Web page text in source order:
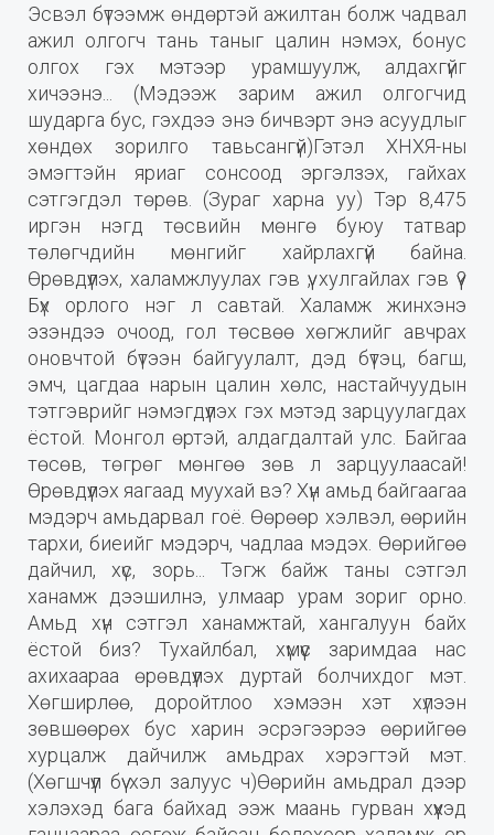
Эсвэл бүтээмж өндөртэй ажилтан болж чадвал
ажил олгогч тань таныг цалин нэмэх, бонус
олгох гэх мэтээр урамшуулж, алдахгүйг
хичээнэ... (Мэдээж зарим ажил олгогчид
шударга бус, гэхдээ энэ бичвэрт энэ асуудлыг
хөндөх зорилго тавьсангүй)Гэтэл ХНХЯ-ны
эмэгтэйн яриаг сонсоод эргэлзэх, гайхах
сэтгэгдэл төрөв. (Зураг харна уу) Тэр 8,475
иргэн нэгд төсвийн мөнгө буюу татвар
төлөгчдийн мөнгийг хайрлахгүй байна.
Өрөвдүүлэх, халамжлуулах гэв үү, хулгайлах гэв үү?
Бүх орлого нэг л савтай. Халамж жинхэнэ
эзэндээ очоод, гол төсвөө хөгжлийг авчрах
оновчтой бүтээн байгуулалт, дэд бүтэц, багш,
эмч, цагдаа нарын цалин хөлс, настайчуудын
тэтгэврийг нэмэгдүүлэх гэх мэтэд зарцуулагдах
ёстой. Монгол өртэй, алдагдалтай улс. Байгаа
төсөв, төгрөг мөнгөө зөв л зарцуулаасай!
Өрөвдүүлэх яагаад муухай вэ? Хүн амьд байгаагаа
мэдэрч амьдарвал гоё. Өөрөөр хэлвэл, өөрийн
тархи, биеийг мэдэрч, чадлаа мэдэх. Өөрийгөө
дайчил, хүс, зорь... Тэгж байж таны сэтгэл
ханамж дээшилнэ, улмаар урам зориг орно.
Амьд хүн сэтгэл ханамжтай, хангалуун байх
ёстой биз? Тухайлбал, хүмүүс заримдаа нас
ахихаараа өрөвдүүлэх дуртай болчихдог мэт.
Хөгширлөө, доройтлоо хэмээн хэт хүлээн
зөвшөөрөх бус харин эсрэгээрээ өөрийгөө
хурцалж дайчилж амьдрах хэрэгтэй мэт.
(Хөгшчүүл бүү хэл залуус ч)Өөрийн амьдрал дээр
хэлэхэд бага байхад ээж маань гурван хүүхэд